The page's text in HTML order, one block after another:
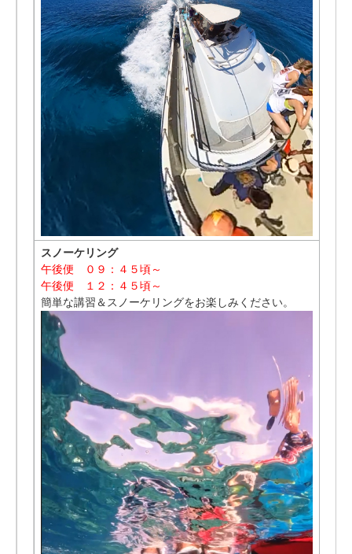
スノーケリング
午後便 ０９：４５頃～
午後便 １２：４５頃～
簡単な講習＆スノーケリングをお楽しみください。